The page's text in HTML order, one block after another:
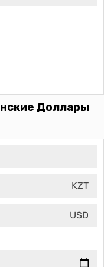
Доллары
KZT
USD